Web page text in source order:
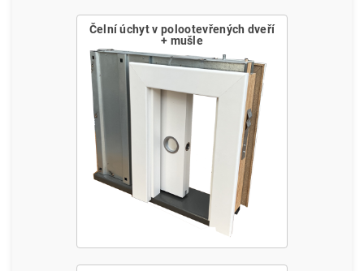
Čelní úchyt v polootevřených dveří
+ mušle